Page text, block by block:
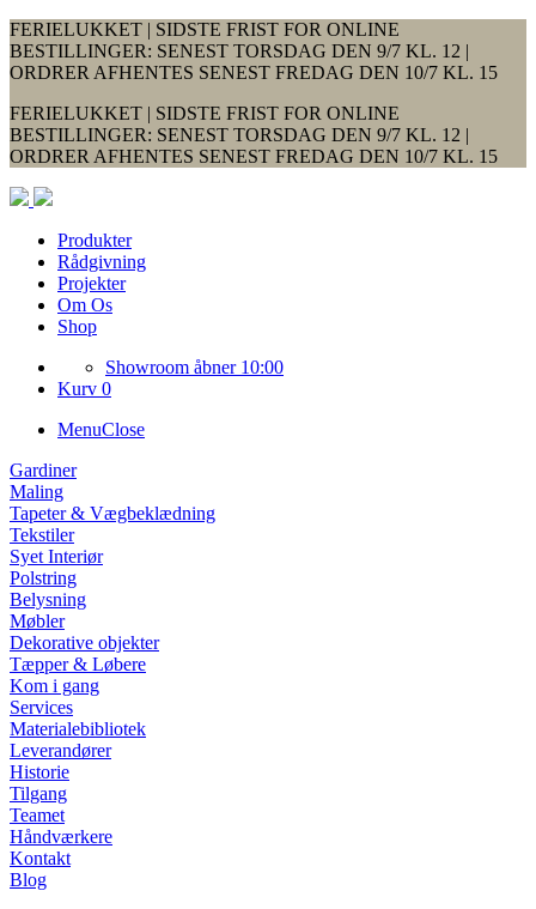
FERIELUKKET | SIDSTE FRIST FOR ONLINE
BESTILLINGER: SENEST TORSDAG DEN 9/7 KL. 12 |
ORDRER AFHENTES SENEST FREDAG DEN 10/7 KL. 15
FERIELUKKET | SIDSTE FRIST FOR ONLINE
BESTILLINGER: SENEST TORSDAG DEN 9/7 KL. 12 |
ORDRER AFHENTES SENEST FREDAG DEN 10/7 KL. 15
Produkter
Rådgivning
Projekter
Om Os
Shop
Showroom åbner 10:00
Kurv 0
MenuClose
Gardiner
Maling
Tapeter & Vægbeklædning
Tekstiler
Syet Interiør
Polstring
Belysning
Møbler
Dekorative objekter
Tæpper & Løbere
Kom i gang
Services
Materialebibliotek
Leverandører
Historie
Tilgang
Teamet
Håndværkere
Kontakt
Blog